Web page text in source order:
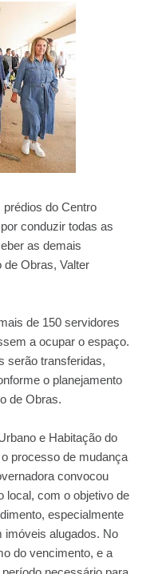
do Centro
conduzir todas as
as demais
Obras, Valter
de 150 servidores
a ocupar o espaço.
serão transferidas,
o planejamento
de Obras.
e Habitação do
processo de mudança
convocou
local, com o objetivo de
especialmente
imóveis alugados. No
do vencimento, e a